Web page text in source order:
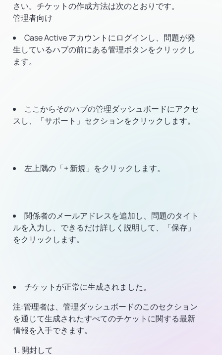
さい。チケットの作成方法は次のとおりです。
管理者向け
Case Active アカウントにログインし、問題が発
生しているハブの前にある管理ボタンをクリックし
ます。
ここからそのハブの管理ダッシュボードにアクセ
スし、「サポート」セクションをクリックします。
左上隅の「+ 新規」をクリックします。
関係者のメールアドレスを追加し、問題のタイト
ルを入力し、できるだけ詳しく説明して、「保存」
をクリックします。
チケットが正常に生成されました。
注:管理者は、管理ダッシュボードのこのセクション
を通じて生成されたすべてのチケットに関する最新
情報を入手できます。
開封して